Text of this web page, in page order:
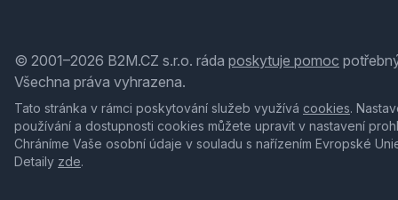
© 2001–2026 B2M.CZ s.r.o. ráda poskytuje pomoc
Všechna práva vyhrazena.
Tato stránka v rámci poskytování služeb využívá cookies.
používání a dostupnosti cookies můžete upravit v nastavení
Chráníme Vaše osobní údaje v souladu s nařízením Evropské
Detaily zde.